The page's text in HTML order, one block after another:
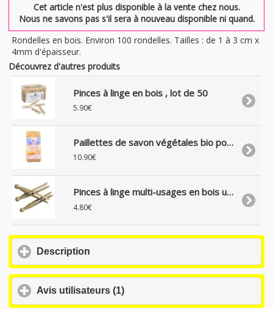
Cet article n'est plus disponible à la vente chez nous.
Nous ne savons pas s'il sera à nouveau disponible ni quand.
Rondelles en bois. Environ 100 rondelles. Tailles : de 1 à 3 cm x
4mm d'épaisseur.
Découvrez d'autres produits
Pinces à linge en bois , lot de 50
5.90€
Paillettes de savon végétales bio pour lessive écolo, 1Kg
10.90€
Pinces à linge multi-usages en bois uniquement, lot de 25
4.80€
Description
to
expand
contents
Avis utilisateurs (1)